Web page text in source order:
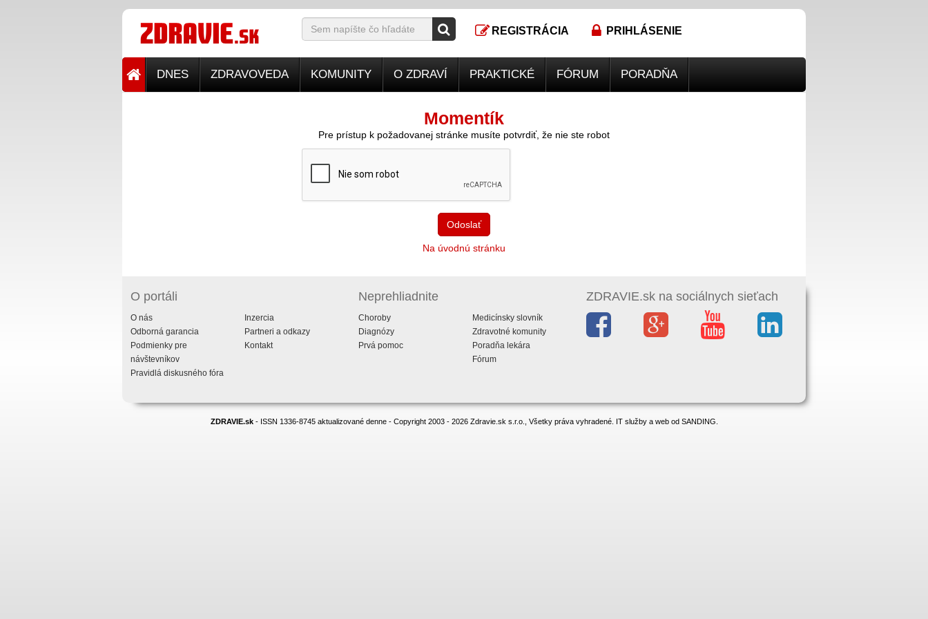
REGISTRÁCIA PRIHLÁSENIE
DNES ZDRAVOVEDA KOMUNITY O ZDRAVÍ PRAKTICKÉ FÓRUM PORADŇA
Momentík
Pre prístup k požadovanej stránke musíte potvrdiť, že nie ste robot
Odoslať
Na úvodnú stránku
O portáli
O nás
Odborná garancia
Podmienky pre
návštevníkov
Pravidlá diskusného fóra
Inzercia
Partneri a odkazy
Kontakt
Neprehliadnite
Choroby
Diagnózy
Prvá pomoc
Medicínsky slovník
Zdravotné komunity
Poradňa lekára
Fórum
ZDRAVIE.sk na sociálnych sieťach
ZDRAVIE.sk- ISSN 1336-8745 aktualizované denne - Copyright 2003 - 2026 Zdravie.sk s.r.o., Všetky práva vyhradené. IT služby a web od SANDING.